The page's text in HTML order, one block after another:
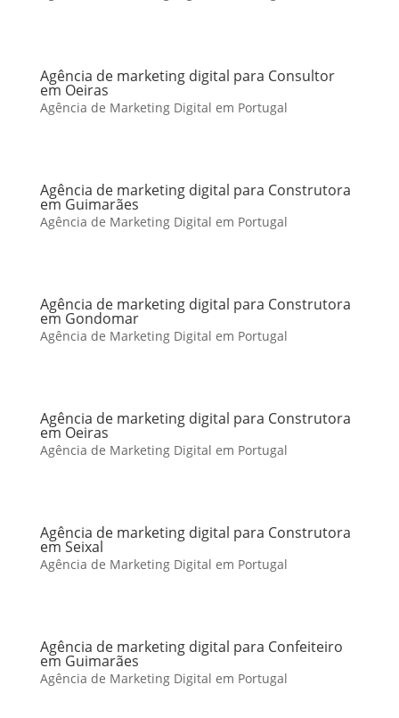
Agência de marketing digital para Consultor
em Oeiras
Agência de Marketing Digital em Portugal
Agência de marketing digital para Construtora
em Guimarães
Agência de Marketing Digital em Portugal
Agência de marketing digital para Construtora
em Gondomar
Agência de Marketing Digital em Portugal
Agência de marketing digital para Construtora
em Oeiras
Agência de Marketing Digital em Portugal
Agência de marketing digital para Construtora
em Seixal
Agência de Marketing Digital em Portugal
Agência de marketing digital para Confeiteiro
em Guimarães
Agência de Marketing Digital em Portugal